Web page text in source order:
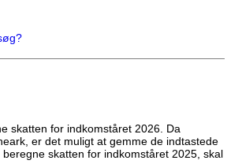
skatten for indkomståret 2026. Da
er det muligt at gemme de indtastede
skatten for indkomståret 2025, skal